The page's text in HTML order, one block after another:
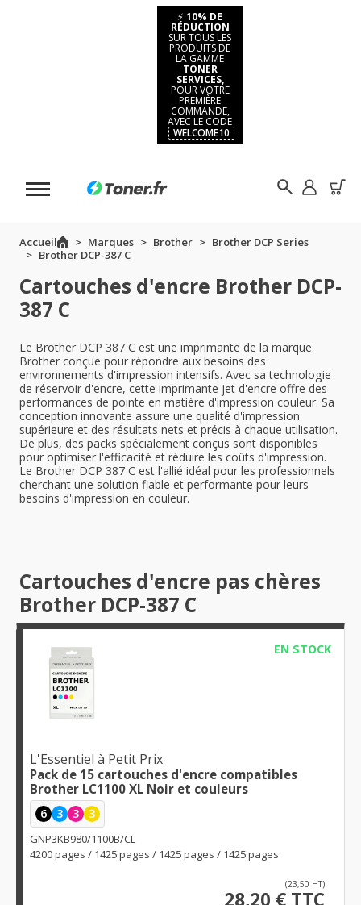
⚡ 10% DE
RÉDUCTION
SUR TOUS LES
PRODUITS DE
LA GAMME
TONER
SERVICES,
POUR VOTRE
PREMIÈRE
COMMANDE,
AVEC LE CODE
WELCOME10
Accueil Marques Brother
Brother DCP Series
Brother DCP-387 C
Cartouches d'encre Brother DCP-
387 C
Le Brother DCP 387 C est une imprimante de la marque
Brother conçue pour répondre aux besoins des
environnements d'impression intensifs. Avec sa technologie
de réservoir d'encre, cette imprimante jet d'encre offre des
performances de pointe en matière d'impression couleur. Sa
conception innovante assure une qualité d'impression
supérieure et des résultats nets et précis à chaque utilisation.
De plus, des packs spécialement conçus sont disponibles
pour optimiser l'efficacité et réduire les coûts d'impression.
Le Brother DCP 387 C est l'allié idéal pour les professionnels
cherchant une solution fiable et performante pour leurs
besoins d'impression en couleur.
Cartouches d'encre pas chères
Brother DCP-387 C
EN STOCK
L'Essentiel à Petit Prix
Pack de 15 cartouches d'encre compatibles
Brother LC1100 XL Noir et couleurs
6 3 3 3
GNP3KB980/1100B/CL
4200 pages / 1425 pages / 1425 pages / 1425 pages
(23,50 HT)
28,20 € TTC